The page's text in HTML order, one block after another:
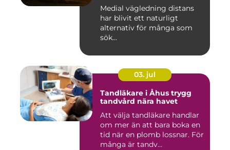
Medial vägledning distans
har blivit ett naturligt
alternativ för många som
sök...
03. jul
Tandläkare i Åhus trygg
tandvård nära havet
Att välja tandläkare handlar
om mer än att bara boka en
tid när en plomb lossnar. För
många är tandv...